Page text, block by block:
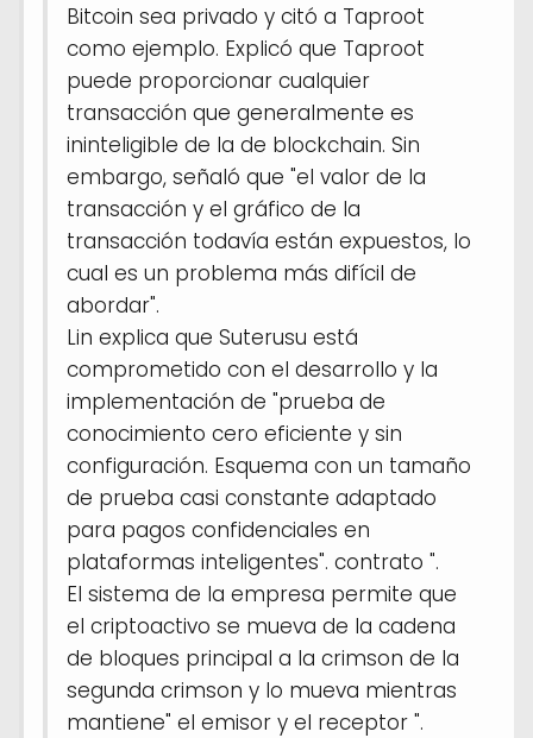
Bitcoin sea privado y citó a Taproot
como ejemplo. Explicó que Taproot
puede proporcionar cualquier
transacción que generalmente es
ininteligible de la de blockchain. Sin
embargo, señaló que "el valor de la
transacción y el gráfico de la
transacción todavía están expuestos, lo
cual es un problema más difícil de
abordar".
Lin explica que Suterusu está
comprometido con el desarrollo y la
implementación de "prueba de
conocimiento cero eficiente y sin
configuración. Esquema con un tamaño
de prueba casi constante adaptado
para pagos confidenciales en
plataformas inteligentes". contrato ".
El sistema de la empresa permite que
el criptoactivo se mueva de la cadena
de bloques principal a la crimson de la
segunda crimson y lo mueva mientras
mantiene" el emisor y el receptor ".